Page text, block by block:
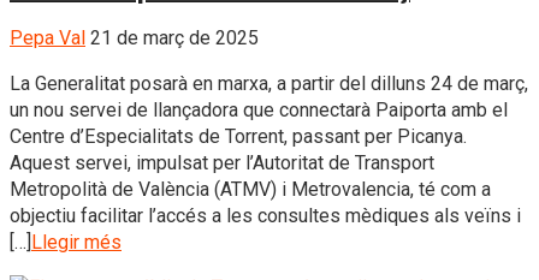
Pepa Val 21 de març de 2025
La Generalitat posarà en marxa, a partir del dilluns 24 de març,
un nou servei de llançadora que connectarà Paiporta amb el
Centre d’Especialitats de Torrent, passant per Picanya.
Aquest servei, impulsat per l’Autoritat de Transport
Metropolità de València (ATMV) i Metrovalencia, té com a
objectiu facilitar l’accés a les consultes mèdiques als veïns i
[…] Llegir més